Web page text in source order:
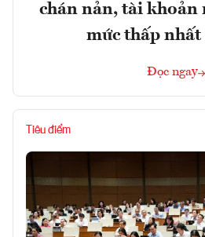
chán nản, tài khoản
mức thấp nhất
Đọc ngay
Tiêu điểm